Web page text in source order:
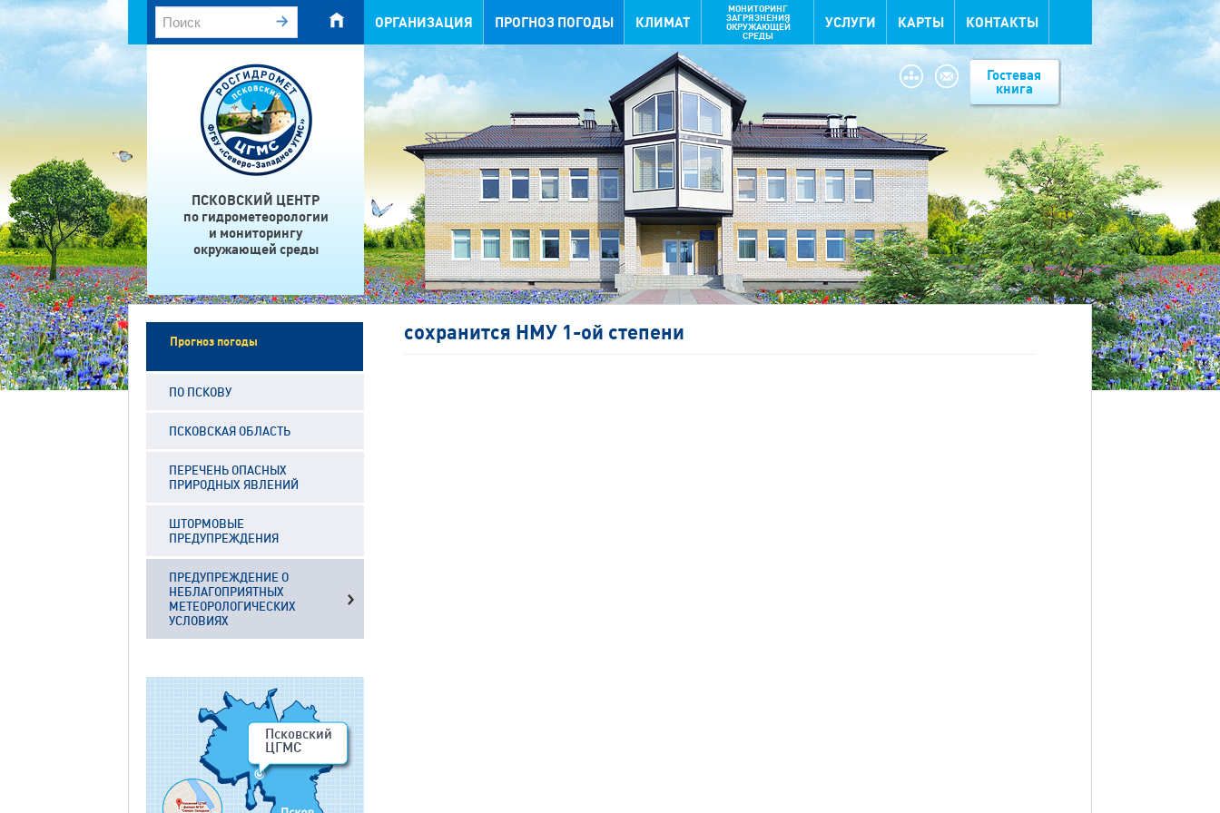
ОРГАНИЗАЦИЯ ПРОГНОЗ ПОГОДЫ КЛИМАТ
МОНИТОРИНГ
ЗАГРЯЗНЕНИЯ
ОКРУЖАЮЩЕЙ
СРЕДЫ
УСЛУГИ КАРТЫ КОНТАКТЫ
ПСКОВСКИЙ ЦЕНТР
по гидрометеорологии
и мониторингу
окружающей среды
Гостевая
книга
Прогноз погоды
ПО ПСКОВУ
ПСКОВСКАЯ ОБЛАСТЬ
ПЕРЕЧЕНЬ ОПАСНЫХ
ПРИРОДНЫХ ЯВЛЕНИЙ
ШТОРМОВЫЕ
ПРЕДУПРЕЖДЕНИЯ
ПРЕДУПРЕЖДЕНИЕ О
НЕБЛАГОПРИЯТНЫХ
МЕТЕОРОЛОГИЧЕСКИХ
УСЛОВИЯХ
Псковский
ЦГМС
сохранится НМУ 1-ой степени